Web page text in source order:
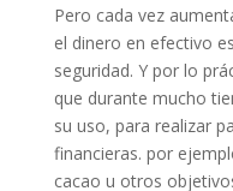
Pero cada vez
el dinero en efectivo
seguridad. Y por lo
que durante mucho
su uso, para realizar
financieras. por
cacao u otros